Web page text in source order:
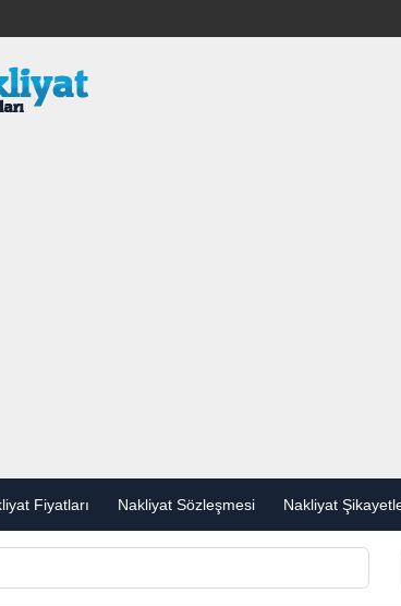
Fiyatları Nakliyat Sözleşmesi Nakliyat